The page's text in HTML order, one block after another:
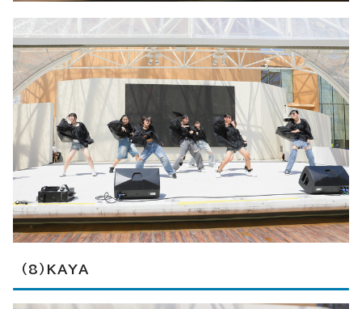
（8）KAYA